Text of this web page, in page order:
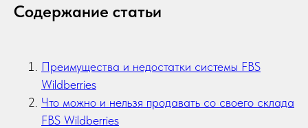
Содержание статьи
Преимущества и недостатки системы FBS
Wildberries
Что можно и нельзя продавать со своего склада
FBS Wildberries